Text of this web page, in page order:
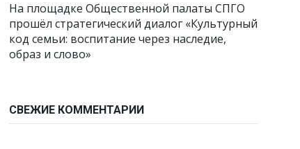
На площадке Общественной палаты СПГО
прошёл стратегический диалог «Культурный
код семьи: воспитание через наследие,
образ и слово»
СВЕЖИЕ КОММЕНТАРИИ